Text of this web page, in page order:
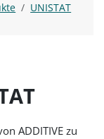
UNISTAT
ADDITIVE zu